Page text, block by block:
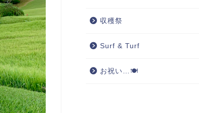
収穫祭
Surf & Turf
お祝い…🍽